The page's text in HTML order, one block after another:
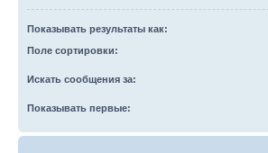
Показывать результаты как:
Поле сортировки:
Искать сообщения за:
Показывать первые: